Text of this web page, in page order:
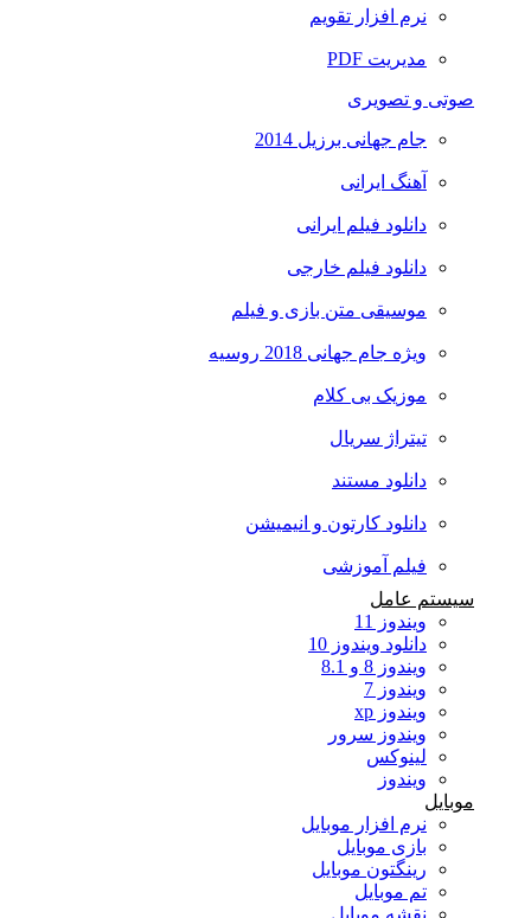
نرم افزار تقویم
مدیریت PDF
صوتی و تصویری
جام جهانی برزیل 2014
آهنگ ایرانی
دانلود فیلم ایرانی
دانلود فیلم خارجی
موسیقی متن بازی و فیلم
ویژه جام جهانی 2018 روسیه
موزیک بی کلام
تیتراژ سریال
دانلود مستند
دانلود کارتون و انیمیشن
فیلم آموزشی
سیستم عامل
ویندوز 11
دانلود ویندوز 10
ویندوز 8 و 8.1
ویندوز 7
ویندوز xp
ویندوز سرور
لینوکس
ویندوز
موبایل
نرم افزار موبایل
بازی موبایل
رینگتون موبایل
تم موبایل
نقشه موبایل